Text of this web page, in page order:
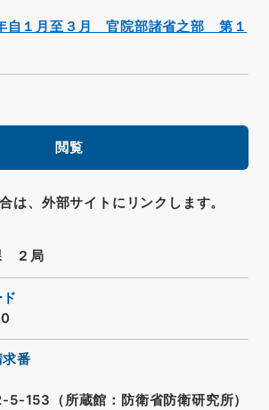
自１月至３月 官院部諸省之部 第１
閲覧
は、外部サイトにリンクします。
２局
番
153（所蔵館：防衛省防衛研究所）